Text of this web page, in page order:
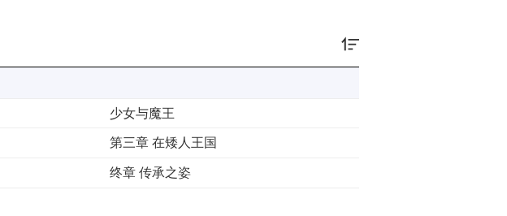
少女与魔王
第三章 在矮人王国
终章 传承之姿